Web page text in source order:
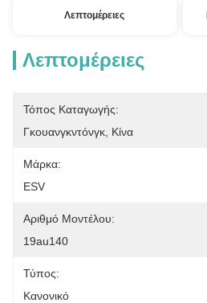
Λεπτομέρειες
Λεπτομέρειες
Τόπος Καταγωγής:
Γκουανγκντόνγκ, Κίνα
Μάρκα:
ESV
Αριθμό Μοντέλου:
19au140
Τύπος:
Κανονικό